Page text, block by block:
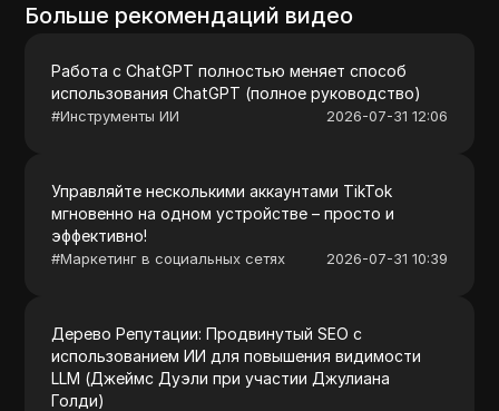
Больше рекомендаций видео
Работа с ChatGPT полностью меняет способ
использования ChatGPT (полное руководство)
#Инструменты ИИ 2026-07-31 12:06
Управляйте несколькими аккаунтами TikTok
мгновенно на одном устройстве – просто и
эффективно!
#Маркетинг в социальных сетях 2026-07-31 10:39
Дерево Репутации: Продвинутый SEO с
использованием ИИ для повышения видимости
LLM (Джеймс Дуэли при участии Джулиана
Голди)